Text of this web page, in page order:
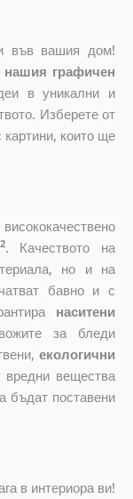
във вашия дом!
нашия графичен
в уникални и
Изберете от
които ще
2. Качеството на
но и на
бавно и с
наситени
за бледи
екологични
вещества
бъдат поставени
в интериора ви!